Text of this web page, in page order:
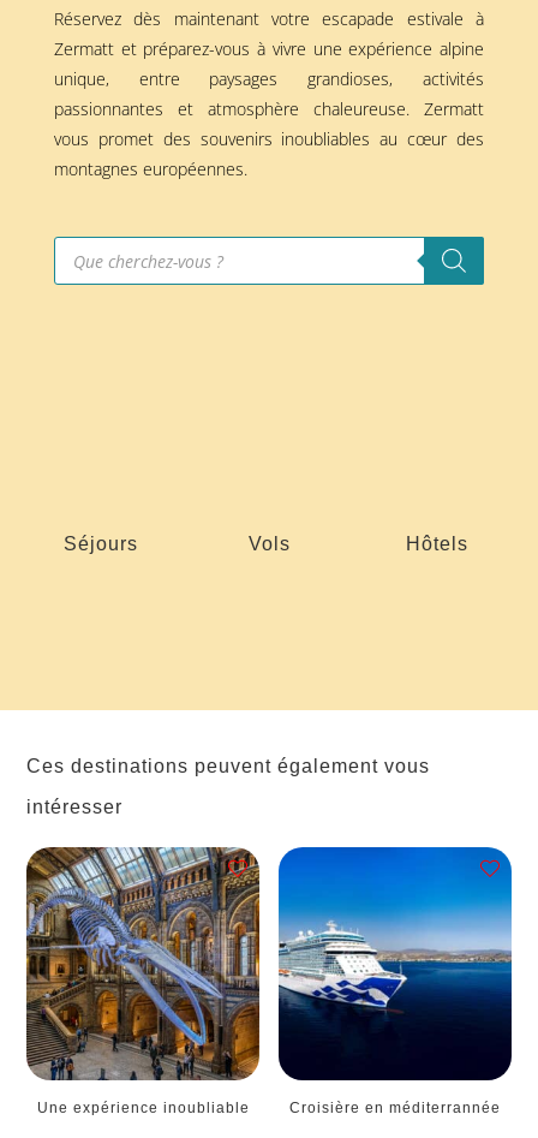
Réservez dès maintenant votre escapade estivale à
Zermatt et préparez-vous à vivre une expérience alpine
unique, entre paysages grandioses, activités
passionnantes et atmosphère chaleureuse. Zermatt
vous promet des souvenirs inoubliables au cœur des
montagnes européennes.
Recherche
produits
Séjours Vols Hôtels
Ces destinations peuvent également vous
intéresser
Une expérience inoubliable Croisière en méditerrannée